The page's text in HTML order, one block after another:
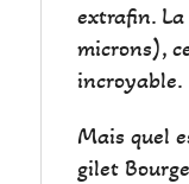
extrafin.
microns),
incroyable.
Mais quel
gilet